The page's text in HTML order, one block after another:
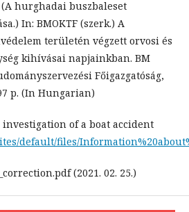
hurghadai buszbaleset
In: BMOKTF (szerk.) A
területén végzett orvosi és
kihívásai napjainkban. BM
Főigazgatóság,
p. (In Hungarian)
of a boat accident
default/files/
(2021. 02. 25.)